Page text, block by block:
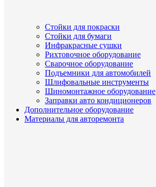
Стойки для покраски
Стойки для бумаги
Инфракрасные сушки
Рихтовочное оборудование
Сварочное оборудование
Подъемники для автомобилей
Шлифовальные инструменты
Шиномонтажное оборудование
Заправки авто кондиционеров
Дополнительное оборудование
Материалы для авторемонта